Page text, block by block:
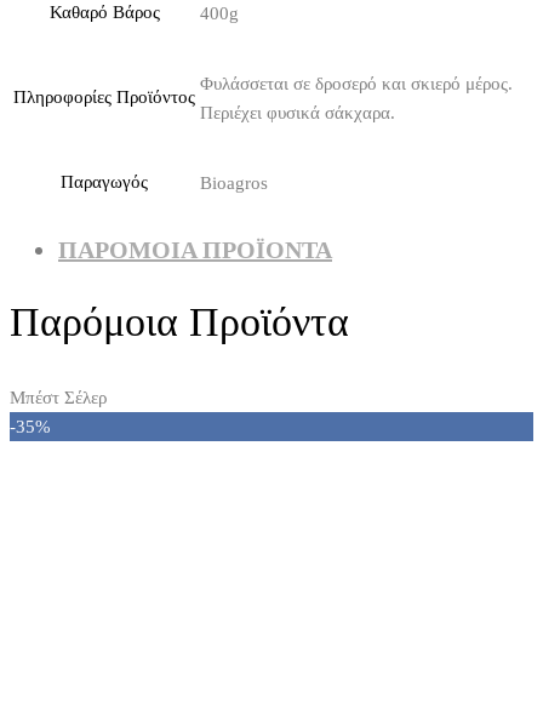
Καθαρό Βάρος 400g
Πληροφορίες Προϊόντος
Φυλάσσεται σε δροσερό και σκιερό μέρος.
Περιέχει φυσικά σάκχαρα.
Παραγωγός Bioagros
ΠΑΡΌΜΟΙΑ ΠΡΟΪΌΝΤΑ
Παρόμοια Προϊόντα
Μπέστ Σέλερ
-35%